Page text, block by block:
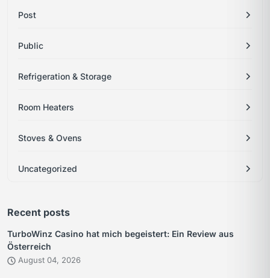
Post
Public
Refrigeration & Storage
Room Heaters
Stoves & Ovens
Uncategorized
Recent posts
TurboWinz Casino hat mich begeistert: Ein Review aus
Österreich
August 04, 2026